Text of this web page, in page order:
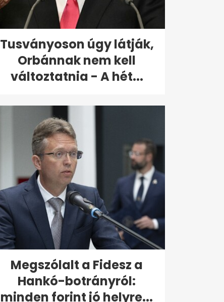
Tusványoson úgy látják,
Orbánnak nem kell
változtatnia - A hét...
Megszólalt a Fidesz a
Hankó-botrányról:
minden forint jó helyre...